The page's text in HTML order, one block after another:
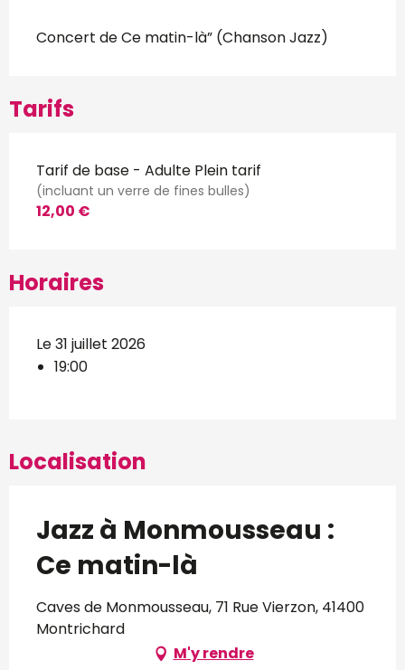
Description
Concert de Ce matin-là” (Chanson Jazz)
Tarifs
Tarif de base - Adulte Plein tarif
(incluant un verre de fines bulles)
12,00 €
Horaires
Le 31 juillet 2026
19:00
Localisation
Jazz à Monmousseau :
Ce matin-là
Caves de Monmousseau, 71 Rue Vierzon, 41400
Montrichard
M'y rendre